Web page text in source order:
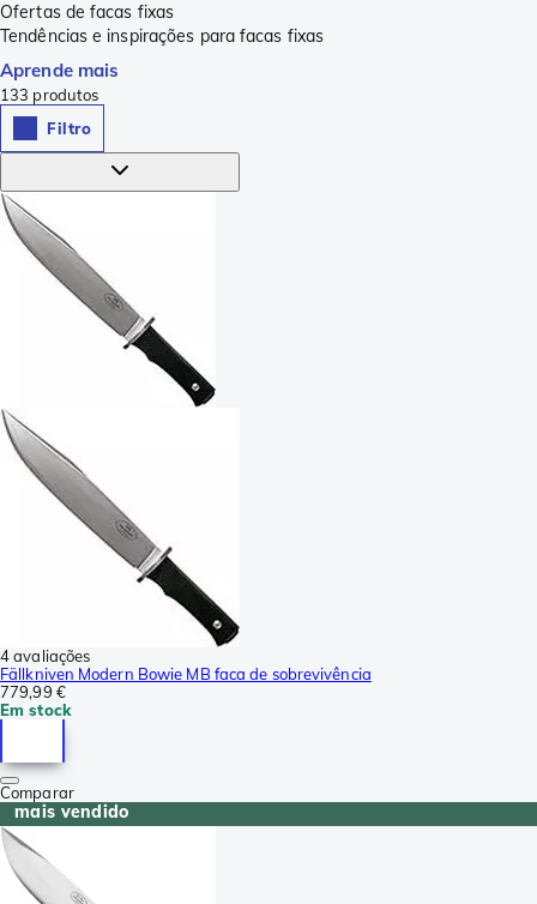
Ofertas de facas fixas
Tendências e inspirações para facas fixas
Aprende mais
133 produtos
Filtro
4 avaliações
Fällkniven Modern Bowie MB faca de sobrevivência
779,99 €
Em stock
Comparar
mais vendido